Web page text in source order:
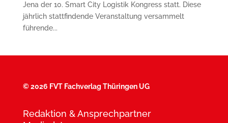
Jena der 10. Smart City Logistik Kongress statt. Diese
jährlich stattfindende Veranstaltung versammelt
führende...
©2026 FVT Fachverlag Thüringen UG
Redaktion & Ansprechpartner